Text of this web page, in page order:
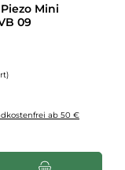
Mini
09
ab 50 €
benutze die Schaltflächen